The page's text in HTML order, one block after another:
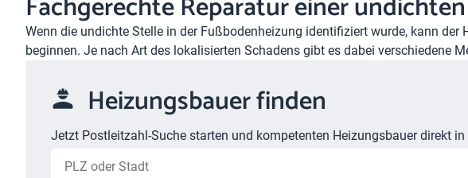
Wenn die undichte Stelle in der Fußbodenheizung identifiziert wurde, kann
beginnen. Je nach Art des lokalisierten Schadens gibt es dabei verschiedene
Heizungsbauer finden
Jetzt Postleitzahl-Suche starten und kompetenten Heizungsbauer direkt in